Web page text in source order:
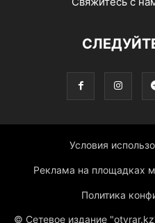
Условия
Реклама на площадках
Политика
© Сетевое издание